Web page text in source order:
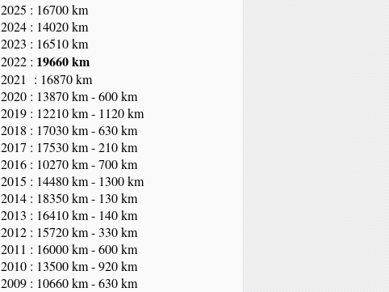
2025 : 16700 km
2024 : 14020 km
2023 : 16510 km
2022 : 19660 km
2021 : 16870 km
2020 : 13870 km - 600 km
2019 : 12210 km - 1120 km
2018 : 17030 km - 630 km
2017 : 17530 km - 210 km
2016 : 10270 km - 700 km
2015 : 14480 km - 1300 km
2014 : 18350km- 130 km
2013 : 16410 km - 140 km
2012 : 15720 km - 330 km
2011 : 16000 km - 600 km
2010 : 13500 km - 920 km
2009 : 10660 km - 630 km